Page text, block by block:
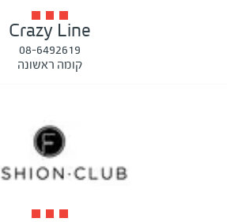
Crazy Line
08-6492619
קומה ראשונה